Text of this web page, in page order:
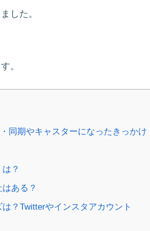
した。
。
同期やキャスターになったきっかけ
？
ある？
？Twitterやインスタアカウント